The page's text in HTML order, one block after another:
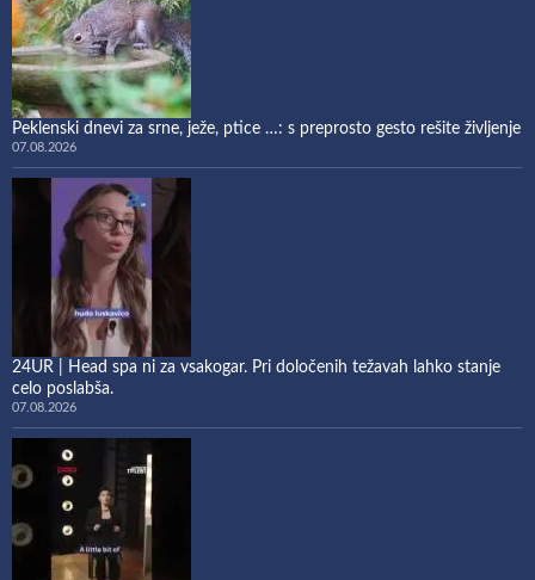
Peklenski dnevi za srne, ježe, ptice …: s preprosto gesto rešite življenje
07.08.2026
24UR | Head spa ni za vsakogar. Pri določenih težavah lahko stanje
celo poslabša.
07.08.2026